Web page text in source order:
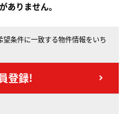
ありません。
条件に一致する物件情報をいち
登録!